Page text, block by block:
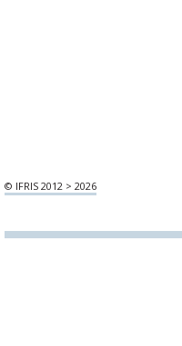
© IFRIS 2012 > 2026